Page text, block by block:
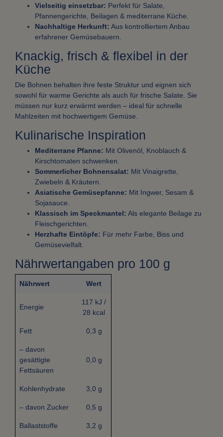
Vielseitig einsetzbar: Perfekt für Salate,
Pfannengerichte, Beilagen & mediterrane Küche.
Nachhaltige Herkunft: Aus kontrolliertem Anbau
erfahrener Gemüsebauern.
Knackig, frisch & flexibel in der
Küche
Die Bohnen behalten ihre feste Struktur und eignen sich
sowohl für warme Gerichte als auch für frische Salate. Sie
müssen nur kurz erwärmt werden – ideal für schnelle
Mahlzeiten mit hochwertigem Gemüse.
Kulinarische Inspiration
Mediterrane Pfanne: Mit Olivenöl, Knoblauch &
Kirschtomaten schwenken.
Sommerlicher Bohnensalat: Mit Vinaigrette,
Zwiebeln & Kräutern.
Asiatische Gemüsepfanne: Mit Ingwer, Sesam &
Sojasauce.
Klassisch im Speckmantel: Als elegante Beilage zu
Fleischgerichten.
Herzhafte Eintöpfe: Für mehr Farbe, Biss und
Gemüsevielfalt.
Nährwertangaben pro 100 g
Nährwert Wert
Energie
117 kJ /
28 kcal
Fett 0,3 g
– davon
gesättigte
Fettsäuren
0,0 g
Kohlenhydrate 3,0 g
– davon Zucker 0,5 g
Ballaststoffe 3,2 g